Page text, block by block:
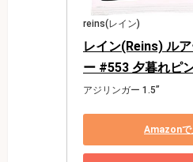
reins(レイン)
レイン(Reins) ル
ー #553 夕暮れピ
アジリンガー 1.5”
Amazonで